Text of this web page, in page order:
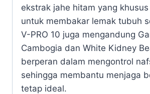
ekstrak jahe hitam yang
untuk membakar lemak tubuh
V-PRO 10 juga mengandung
Cambogia dan White Kidney
berperan dalam mengontrol
sehingga membantu menjaga
tetap ideal.